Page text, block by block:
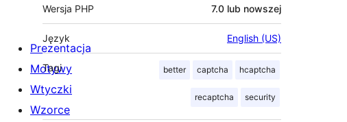
Wersja PHP 7.0 lub nowszej
Język English (US)
Tagi better captcha hcaptcha
recaptcha security
Prezentacja
Motywy
Wtyczki
Wzorce